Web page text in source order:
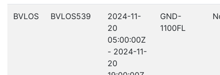
BVLOS BVLOS539
2024-11-
20
05:00:00Z
- 2024-11-
20
GND-
1100FL